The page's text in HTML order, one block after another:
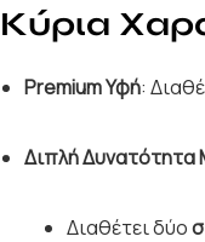
Κύρια
Premium Υφή:
Διπλή
Διαθέτει δύο